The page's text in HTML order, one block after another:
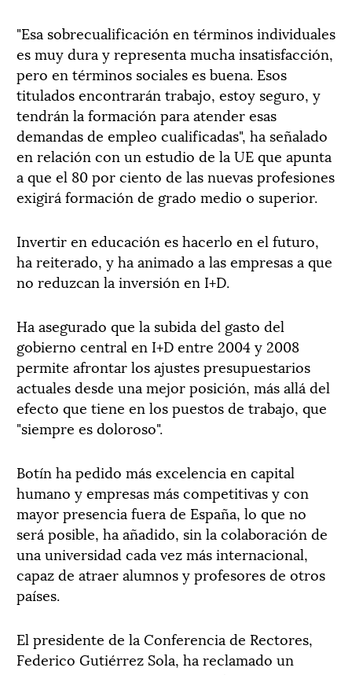
"Esa sobrecualificación en términos individuales
es muy dura y representa mucha insatisfacción,
pero en términos sociales es buena. Esos
titulados encontrarán trabajo, estoy seguro, y
tendrán la formación para atender esas
demandas de empleo cualificadas", ha señalado
en relación con un estudio de la UE que apunta
a que el 80 por ciento de las nuevas profesiones
exigirá formación de grado medio o superior.
Invertir en educación es hacerlo en el futuro,
ha reiterado, y ha animado a las empresas a que
no reduzcan la inversión en I+D.
Ha asegurado que la subida del gasto del
gobierno central en I+D entre 2004 y 2008
permite afrontar los ajustes presupuestarios
actuales desde una mejor posición, más allá del
efecto que tiene en los puestos de trabajo, que
"siempre es doloroso".
Botín ha pedido más excelencia en capital
humano y empresas más competitivas y con
mayor presencia fuera de España, lo que no
será posible, ha añadido, sin la colaboración de
una universidad cada vez más internacional,
capaz de atraer alumnos y profesores de otros
países.
El presidente de la Conferencia de Rectores,
Federico Gutiérrez Sola, ha reclamado un